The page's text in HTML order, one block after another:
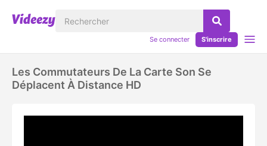
Se connecter S'inscrire
Les Commutateurs De La Carte Son Se
Déplacent À Distance HD